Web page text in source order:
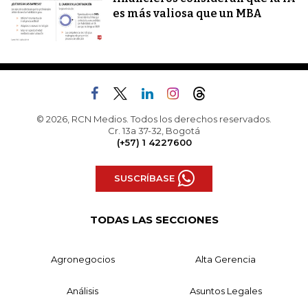
es más valiosa que un MBA
© 2026, RCN Medios. Todos los derechos reservados.
Cr. 13a 37-32, Bogotá
(+57) 1 4227600
SUSCRÍBASE
TODAS LAS SECCIONES
Agronegocios Alta Gerencia
Análisis Asuntos Legales